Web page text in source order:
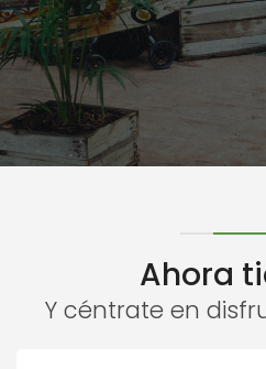
Ahora
Y céntrate en